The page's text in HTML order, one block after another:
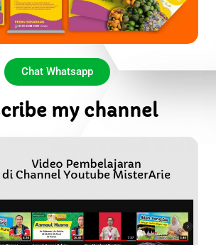
Chat Whatsapp
my channel